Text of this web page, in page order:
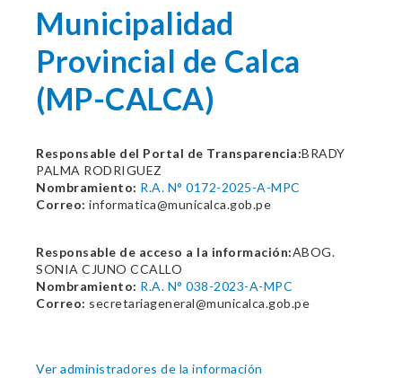
Municipalidad
Provincial de Calca
(MP-CALCA)
Responsable del Portal de Transparencia:BRADY
PALMA RODRIGUEZ
Nombramiento: R.A. N° 0172-2025-A-MPC
Correo: informatica@municalca.gob.pe
Responsable de acceso a la información:ABOG.
SONIA CJUNO CCALLO
Nombramiento: R.A. N° 038-2023-A-MPC
Correo: secretariageneral@municalca.gob.pe
Ver administradores de la información